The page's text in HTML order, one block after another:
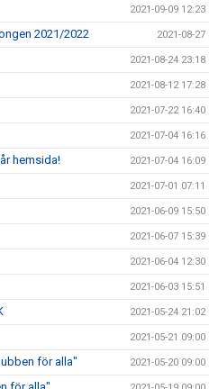
2021-09-09 12:23
2021/2022 2021-08-27
2021-08-24 23:18
2021-08-12 17:28
2021-07-22 16:40
2021-07-04 16:16
hemsida! 2021-07-04 16:09
2021-07-01 07:11
2021-06-09 15:50
2021-06-07 15:39
2021-06-04 12:30
2021-06-03 15:51
2021-05-24 21:02
2021-05-21 09:00
för alla" 2021-05-20 09:00